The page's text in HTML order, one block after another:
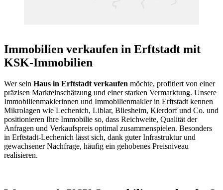
Immobilien verkaufen in Erftstadt mit
KSK-Immobilien
Wer sein Haus in Erftstadt verkaufen möchte, profitiert von einer
präzisen Markteinschätzung und einer starken Vermarktung. Unsere
Immobilienmaklerinnen und Immobilienmakler in Erftstadt kennen
Mikrolagen wie Lechenich, Liblar, Bliesheim, Kierdorf und Co. und
positionieren Ihre Immobilie so, dass Reichweite, Qualität der
Anfragen und Verkaufspreis optimal zusammenspielen. Besonders
in Erftstadt-Lechenich lässt sich, dank guter Infrastruktur und
gewachsener Nachfrage, häufig ein gehobenes Preisniveau
realisieren.